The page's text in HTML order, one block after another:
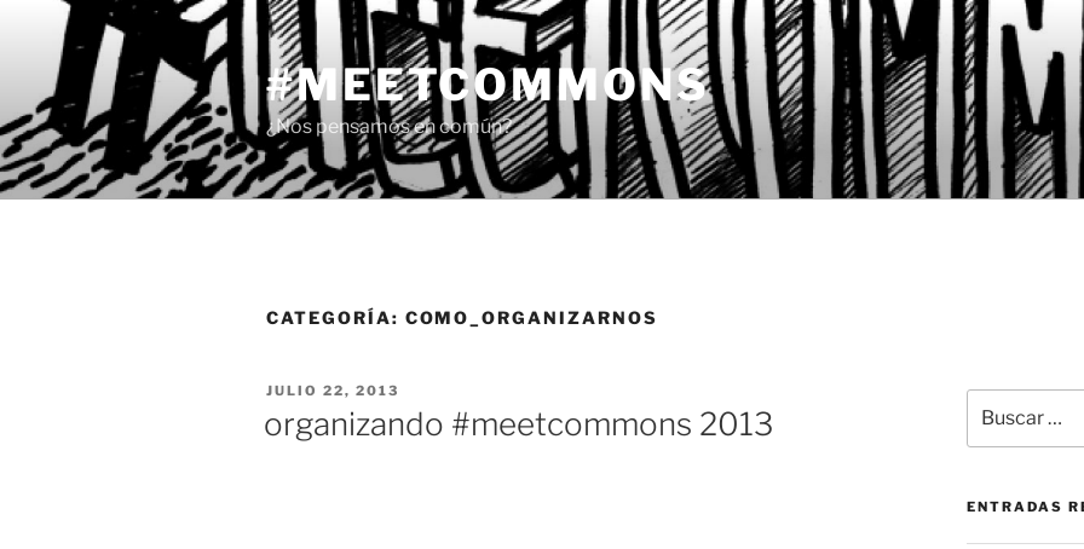
contenido
#MEETCOMMONS
¿Nos pensamos en común?
CATEGORÍA: COMO_ORGANIZARNOS
PUBLICADO
JULIO 22, 2013
organizando #meetcommons 2013
por:
ENTRADAS